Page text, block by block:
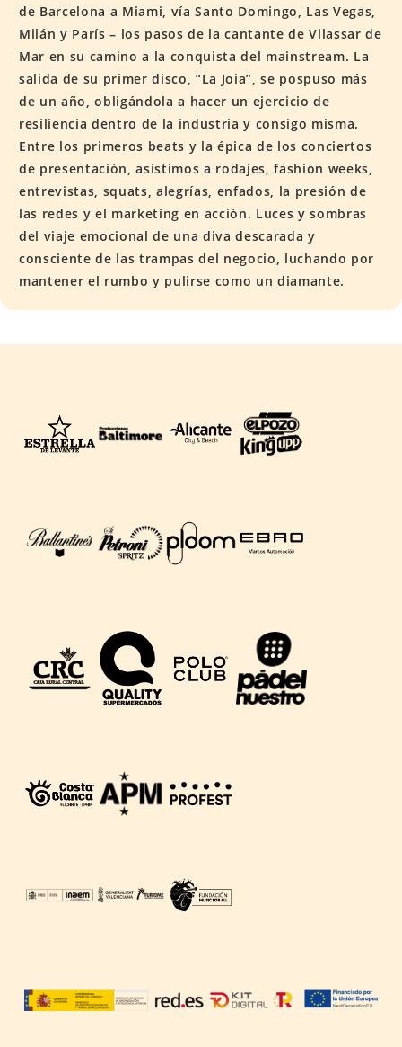
de Barcelona a Miami, vía Santo Domingo, Las Vegas,
Milán y París – los pasos de la cantante de Vilassar de
Mar en su camino a la conquista del mainstream. La
salida de su primer disco, “La Joia”, se pospuso más
de un año, obligándola a hacer un ejercicio de
resiliencia dentro de la industria y consigo misma.
Entre los primeros beats y la épica de los conciertos
de presentación, asistimos a rodajes, fashion weeks,
entrevistas, squats, alegrías, enfados, la presión de
las redes y el marketing en acción. Luces y sombras
del viaje emocional de una diva descarada y
consciente de las trampas del negocio, luchando por
mantener el rumbo y pulirse como un diamante.